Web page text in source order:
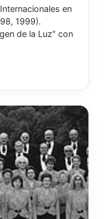
en
1999).
de la Luz" con